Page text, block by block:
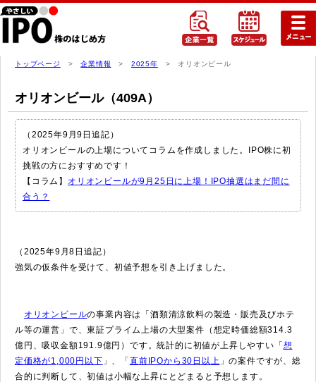
トップページ >企業情報 > 2025年 > オリオンビール
オリオンビール（409A）
（2025年9月9日追記）
オリオンビールの上場についてコラムを作成しました。IPO株に初
挑戦の方におすすめです！
【コラム】 オリオンビールが9月25日に上場！IPO抽選はまだ間に
合う？
（2025年9月8日追記）
強気の仮条件を受けて、初値予想を引き上げました。
オリオンビールの事業内容は「酒類清涼飲料の製造・販売及びホテ
ル等の運営」で、東証プライム上場の大型案件（想定時価総額314.3
億円、吸収金額191.9億円）です。統計的に初値が上昇しやすい「 想
定価格が1,000円以下 」、「直前IPOから30日以上 」の案件ですが、総
合的に判断して、初値は小幅な上昇にとどまると予想します。